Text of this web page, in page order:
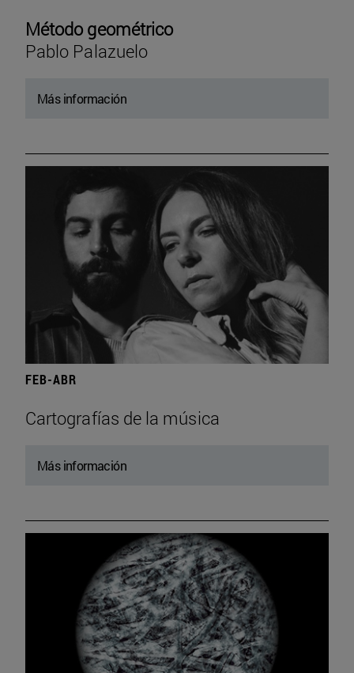
Método geométrico
Pablo Palazuelo
Más información
FEB-ABR
Cartografías de la música
Más información